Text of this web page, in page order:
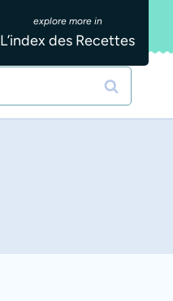
L’index des Recettes